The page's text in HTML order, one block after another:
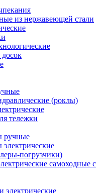
из нержавеющей стали
(роклы)
тележки
ручные
погрузчики)
самоходные с
электрические